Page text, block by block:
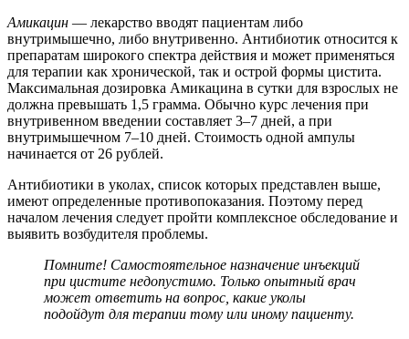
Амикацин — лекарство вводят пациентам либо
внутримышечно, либо внутривенно. Антибиотик относится к
препаратам широкого спектра действия и может применяться
для терапии как хронической, так и острой формы цистита.
Максимальная дозировка Амикацина в сутки для взрослых не
должна превышать 1,5 грамма. Обычно курс лечения при
внутривенном введении составляет 3–7 дней, а при
внутримышечном 7–10 дней. Стоимость одной ампулы
начинается от 26 рублей.
Антибиотики в уколах, список которых представлен выше,
имеют определенные противопоказания. Поэтому перед
началом лечения следует пройти комплексное обследование и
выявить возбудителя проблемы.
Помните! Самостоятельное назначение инъекций
при цистите недопустимо. Только опытный врач
может ответить на вопрос, какие уколы
подойдут для терапии тому или иному пациенту.